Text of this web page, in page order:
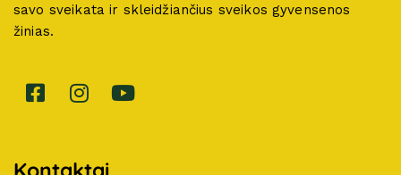
savo sveikata ir skleidžiančius sveikos gyvensenos
žinias.